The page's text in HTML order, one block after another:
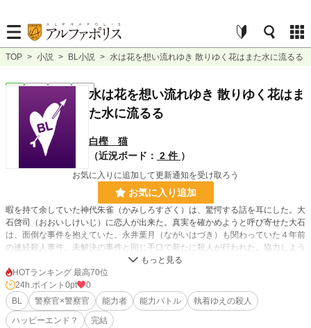
TOP > 小説 > BL小説 > 水は花を想い流れゆき 散りゆく花はまた水に流るる
BL 完結 長編
水は花を想い流れゆき 散りゆく花はま
た水に流るる
白樫 猫
（近況ボード： 2 件 ）
お気に入りに追加して更新通知を受け取ろう
お気に入り追加
暇を持て余していた神代朱雀（かみしろすざく）は、驚愕する話を耳にした。大
石啓司（おおいしけいじ）に恋人が出来た。真実を確かめようと呼び寄せた大石
は、面倒な事件を抱えていた。永井葉月（ながいはづき）も関わっていた４年前
の連続殺人事件。未解決の事件と同じ手口で新たに殺人が行われた。協力しよう
とする神代と葉月に、さらなる試練が待ち受けていた。
話は25年も前に遡り、複雑に絡み合う糸を解いていく。
今回の主人公は、大石啓司です。
大石が、悩み・戸惑いながらも、恋人を救う？物語です。
『飛んで火に入る火取蟲』の続編ですが、本編を読んでいない方でも読める様に
登場人物紹介を設けております。お読みいただけると嬉しいです。
HOTランキング 最高70位
24h.ポイント 0pt
0
BL
警察官×警察官 能力者 能力バトル
執着ゆえの殺人
ハッピーエンド？
完結